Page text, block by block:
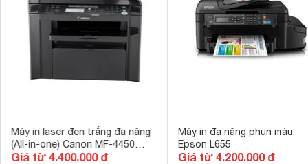
Máy in laser đen trắng đa năng
(All-in-one) Canon MF-4450
(MF4450) - A4
Giá từ 4.400.000 đ
Máy in đa năng phun màu
Epson L655
Giá từ 4.200.000 đ